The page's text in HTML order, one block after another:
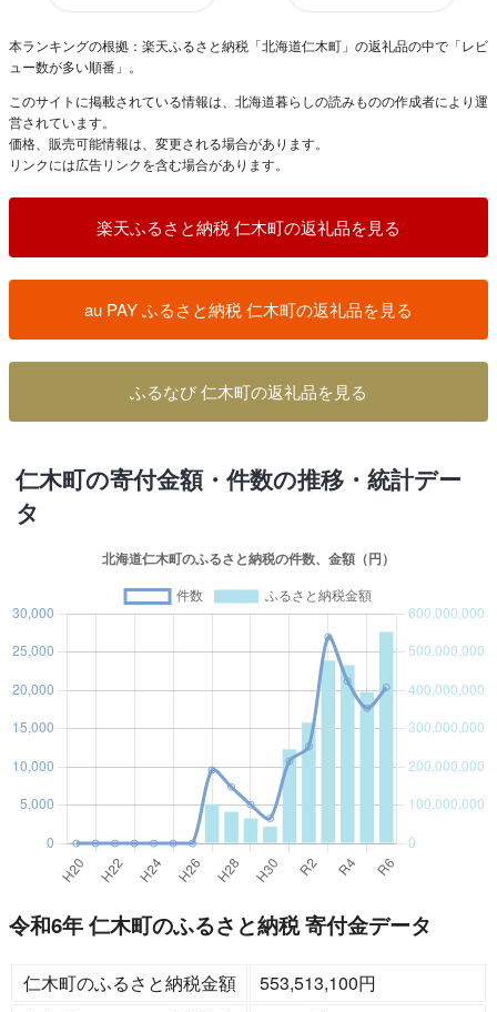
本ランキングの根拠：楽天ふるさと納税「北海道仁木町」の返礼品の中で「レビ
ュー数が多い順番」。
このサイトに掲載されている情報は、北海道暮らしの読みものの作成者により運
営されています。
価格、販売可能情報は、変更される場合があります。
リンクには広告リンクを含む場合があります。
楽天ふるさと納税 仁木町の返礼品を見る
au PAY ふるさと納税 仁木町の返礼品を見る
ふるなび 仁木町の返礼品を見る
仁木町の寄付金額・件数の推移・統計デー
タ
令和6年 仁木町のふるさと納税 寄付金データ
仁木町のふるさと納税金額
553,513,100円